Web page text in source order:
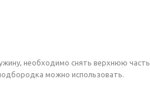
необходимо снять верхнюю часть
можно использовать.